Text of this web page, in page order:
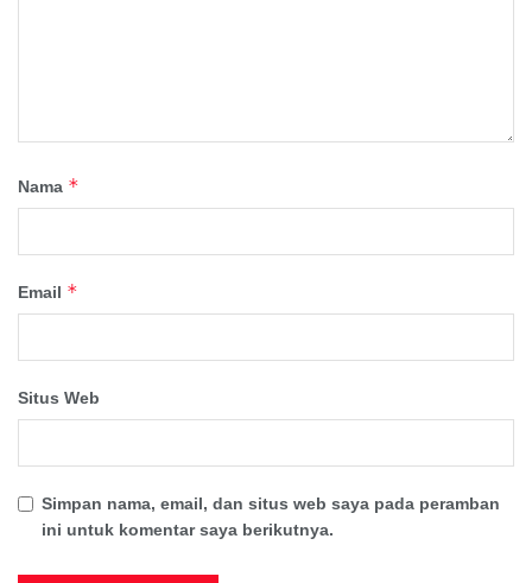
Nama *
Email *
Situs Web
Simpan nama, email, dan situs web saya pada peramban
ini untuk komentar saya berikutnya.